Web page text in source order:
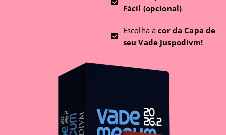
Fácil (opcional)
Escolha acor da Capa de
seu Vade Juspodivm!